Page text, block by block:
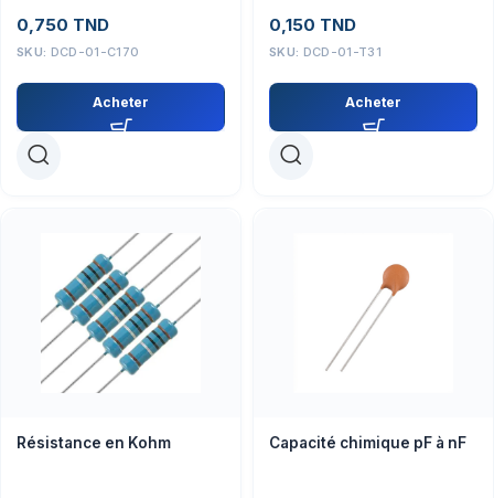
0,750 TND
SKU: DCD-01-C170
Acheter
0,150 TND
SKU: DCD-01-T31
Acheter
Résistance en Kohm Capacité chimique pF à nF